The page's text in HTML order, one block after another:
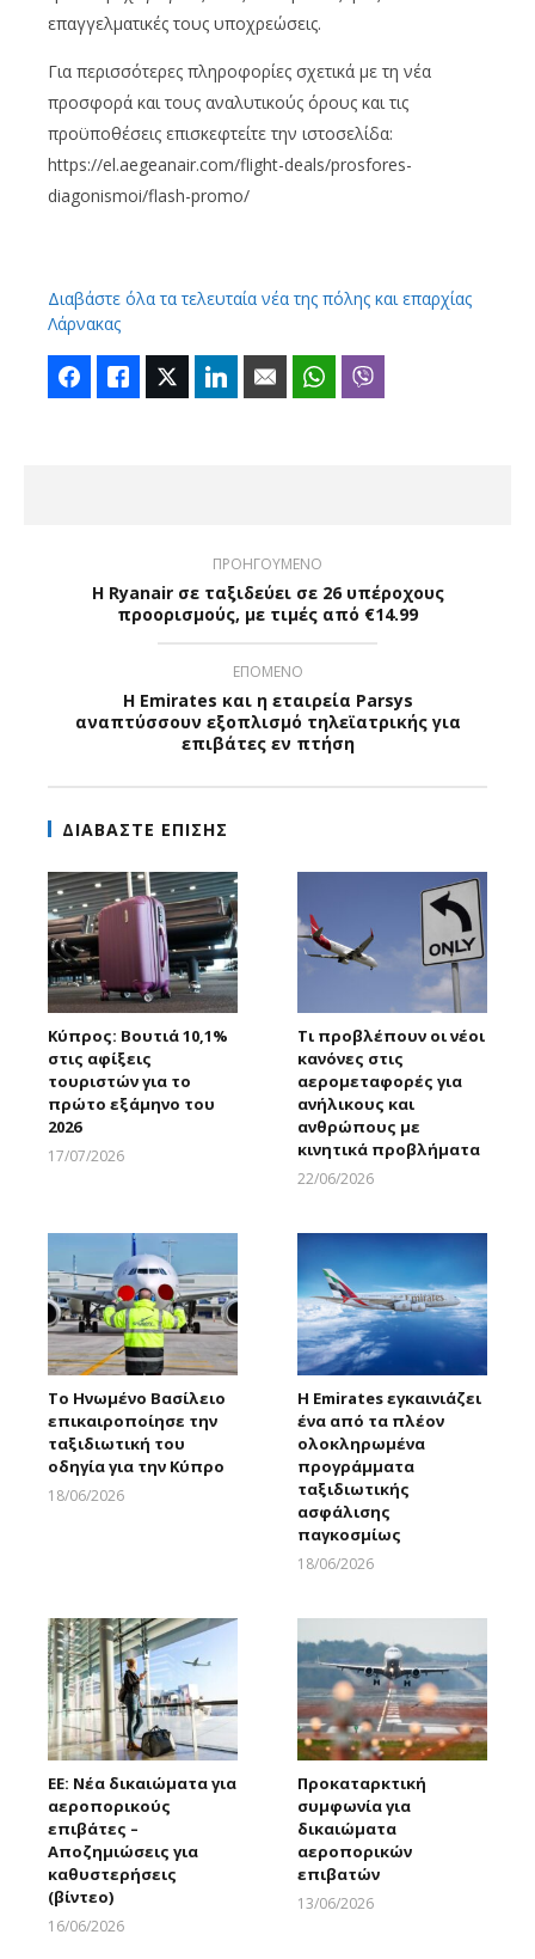
επαγγελματικές τους υποχρεώσεις.
Για περισσότερες πληροφορίες σχετικά με τη νέα
προσφορά και τους αναλυτικούς όρους και τις
προϋποθέσεις επισκεφτείτε την ιστοσελίδα:
https://el.aegeanair.com/flight-deals/prosfores-
diagonismoi/flash-promo/
Διαβάστε όλα τα τελευταία νέα της πόλης και επαρχίας
Λάρνακας
FacebookLike Twitter LinkedIn Email WhatsApp
ΠΡΟΗΓΟΥΜΕΝΟ
H Ryanair σε ταξιδεύει σε 26 υπέροχους
προορισμούς, με τιμές από €14.99
ΕΠΟΜΕΝΟ
Η Emirates και η εταιρεία Parsys
αναπτύσσουν εξοπλισμό τηλεϊατρικής για
επιβάτες εν πτήση
ΔΙΑΒΑΣΤΕ ΕΠΙΣΗΣ
Κύπρος: Βουτιά 10,1%
στις αφίξεις
τουριστών για το
πρώτο εξάμηνο του
2026
17/07/2026
Τι προβλέπουν οι νέοι
κανόνες στις
αερομεταφορές για
ανήλικους και
ανθρώπους με
κινητικά προβλήματα
22/06/2026
Το Ηνωμένο Βασίλειο
επικαιροποίησε την
ταξιδιωτική του
οδηγία για την Κύπρο
18/06/2026
Η Emirates εγκαινιάζει
ένα από τα πλέον
ολοκληρωμένα
προγράμματα
ταξιδιωτικής
ασφάλισης
παγκοσμίως
18/06/2026
ΕΕ: Νέα δικαιώματα για
αεροπορικούς
επιβάτες –
Αποζημιώσεις για
καθυστερήσεις
(βίντεο)
16/06/2026
Προκαταρκτική
συμφωνία για
δικαιώματα
αεροπορικών
επιβατών
13/06/2026